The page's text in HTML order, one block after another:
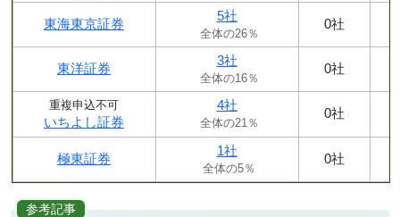
東海東京証券
5社
全体の26％
0社
東洋証券
3社
全体の16％
0社
重複申込不可
いちよし証券
4社
全体の21％
0社
極東証券
1社
全体の5％
0社
参考記事